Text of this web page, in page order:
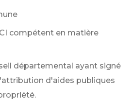
compétent en matière
départemental ayant signé
d'aides publiques